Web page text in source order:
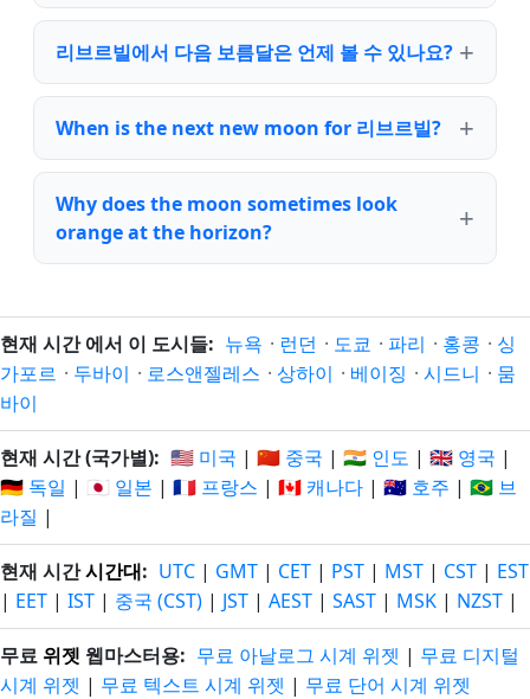
리브르빌에서 다음 보름달은 언제 볼 수 있나요?
When is the next new moon for 리브르빌?
Why does the moon sometimes look
orange at the horizon?
현재 시간 에서 이 도시들: 뉴욕 · 런던 · 도쿄 · 파리 · 홍콩 · 싱
가포르 · 두바이 · 로스앤젤레스 · 상하이 · 베이징 · 시드니 · 뭄
바이
현재 시간 (국가별): 🇺🇸 미국 | 🇨🇳 중국 | 🇮🇳 인도 | 🇬🇧 영국 |
🇩🇪 독일 | 🇯🇵 일본 | 🇫🇷 프랑스 | 🇨🇦 캐나다 | 🇦🇺 호주 | 🇧🇷 브
라질 |
현재 시간시간대: UTC | GMT | CET | PST | MST | CST | EST
| EET | IST | 중국 (CST) | JST | AEST | SAST | MSK | NZST |
무료 위젯 웹마스터용: 무료 아날로그 시계 위젯 | 무료 디지털
시계 위젯 | 무료 텍스트 시계 위젯 | 무료 단어 시계 위젯